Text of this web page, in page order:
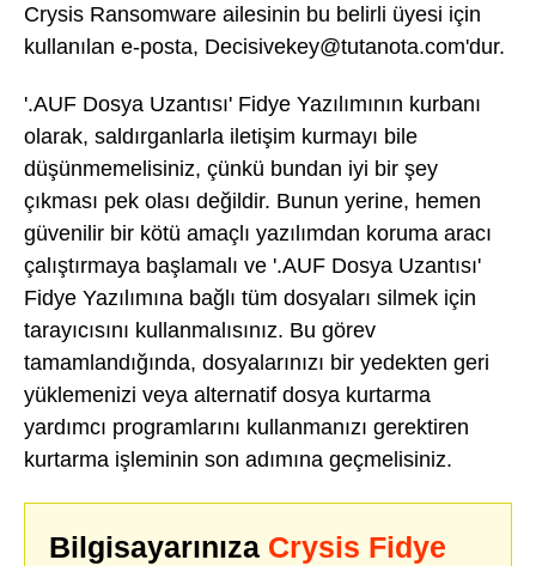
Crysis Ransomware ailesinin bu belirli üyesi için
kullanılan e-posta, Decisivekey@tutanota.com'dur.
'.AUF Dosya Uzantısı' Fidye Yazılımının kurbanı
olarak, saldırganlarla iletişim kurmayı bile
düşünmemelisiniz, çünkü bundan iyi bir şey
çıkması pek olası değildir. Bunun yerine, hemen
güvenilir bir kötü amaçlı yazılımdan koruma aracı
çalıştırmaya başlamalı ve '.AUF Dosya Uzantısı'
Fidye Yazılımına bağlı tüm dosyaları silmek için
tarayıcısını kullanmalısınız. Bu görev
tamamlandığında, dosyalarınızı bir yedekten geri
yüklemenizi veya alternatif dosya kurtarma
yardımcı programlarını kullanmanızı gerektiren
kurtarma işleminin son adımına geçmelisiniz.
Bilgisayarınıza Crysis Fidye